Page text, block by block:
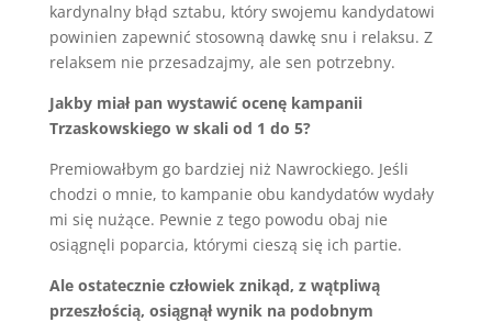
kardynalny błąd sztabu, który swojemu kandydatowi
powinien zapewnić stosowną dawkę snu i relaksu. Z
relaksem nie przesadzajmy, ale sen potrzebny.
Jakby miał pan wystawić ocenę kampanii
Trzaskowskiego w skali od 1 do 5?
Premiowałbym go bardziej niż Nawrockiego. Jeśli
chodzi o mnie, to kampanie obu kandydatów wydały
mi się nużące. Pewnie z tego powodu obaj nie
osiągnęli poparcia, którymi cieszą się ich partie.
Ale ostatecznie człowiek znikąd, z wątpliwą
przeszłością, osiągnął wynik na podobnym